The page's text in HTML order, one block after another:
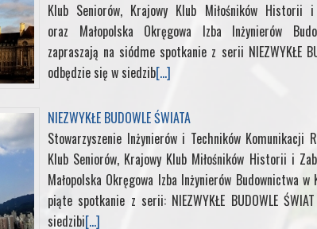
e
r
e
s
t
l
r
t
f
y
P
l
Klub Seniorów, Krajowy Klub Miłośników Historii
oraz Małopolska Okręgowa Izba Inżynierów
zapraszają na siódme spotkanie z serii NIEZWYKŁE
odbędzie się w siedzib[...]
NIEZWYKŁE BUDOWLE ŚWIATA
Stowarzyszenie Inżynierów i Techników Komunikacji
Klub Seniorów, Krajowy Klub Miłośników Historii i
Małopolska Okręgowa Izba Inżynierów Budownictwa
piąte spotkanie z serii: NIEZWYKŁE BUDOWLE
siedzibi[...]